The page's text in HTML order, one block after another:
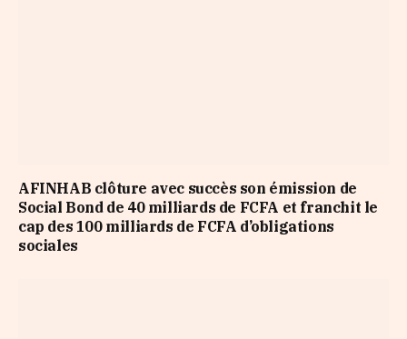
AFINHAB clôture avec succès son émission de
Social Bond de 40 milliards de FCFA et franchit le
cap des 100 milliards de FCFA d’obligations
sociales